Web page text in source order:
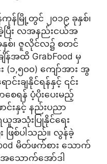
ကုန်မြို့တွင် ၂၀၁၉ ခုနှစ်၊
ြီး လအနည်းငယ်အ
နှစ်၊ ဇူလိုင်လ၌ စတင်
အထိ GrabFood မှ
၁,၅၀၀) ကျော်အား အွ
းချနိုင်ရန်နှင့် ၎င်း
ရန် ပံ့ပိုးပေးမည့်
းနှင့် နည်းပညာ
သုံးပြုနိုင်ရေး
ဖြစ်ပါသည်။ လွန်ခဲ့
မိတ်ဖက်စား သောက်
သောက်အော်ဒါ